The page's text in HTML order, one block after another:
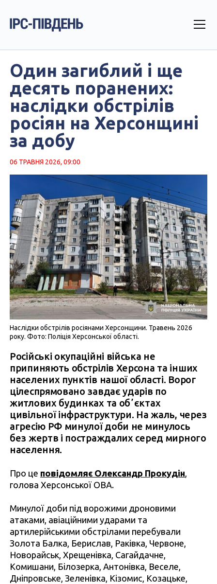
Один загиблий і ще
десять поранених:
наслідки обстрілів
росіян на Херсонщині
за добу
06 ТРАВНЯ 2026, 09:00
Наслідки обстрілів росіянами Херсонщини. Травень 2026
року. Фото: Поліція Херсонської області.
Російські окупаційні війська не
припиняють обстрілів Херсона та інших
населених пунктів нашої області. Ворог
цілеспрямовано завдає ударів по
житлових будинках та обʼєктах
цивільної інфраструктури. На жаль, через
агресію РФ минулої доби не минулось
без жертв і постраждалих серед мирного
населення.
Про це повідомляє Олександр Прокудін,
голова Херсонської ОВА.
Минулої доби під ворожими дроновими
атаками, авіаційними ударами та
артилерійськими обстрілами перебували
Золота Балка, Берислав, Раківка, Червоне,
Новорайськ, Хрещенівка, Сагайдачне,
Комишани, Білозерка, Антонівка, Веселе,
Дніпровське, Зеленівка, Кізомис, Козацьке,